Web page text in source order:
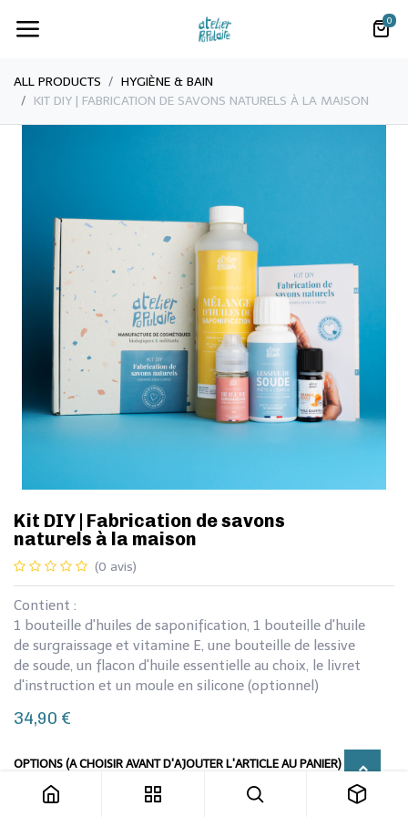
0
ALL PRODUCTS
​HYGIÈNE & BAIN
KIT DIY | FABRICATION DE SAVONS NATURELS À LA MAISON
Kit DIY | Fabrication de savons
naturels à la maison
(0 avis)
Contient :
1 bouteille d'huiles de saponification, 1 bouteille d'huile
de surgraissage et vitamine E, une bouteille de lessive
de soude, un flacon d'huile essentielle au choix, le livret
d'instruction et un moule en silicone (optionnel)
34,90 €
OPTIONS (A CHOISIR AVANT D'AJOUTER L'ARTICLE AU PANIER)